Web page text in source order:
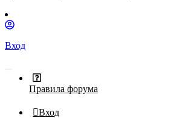
Вход
Правила форума
Вход